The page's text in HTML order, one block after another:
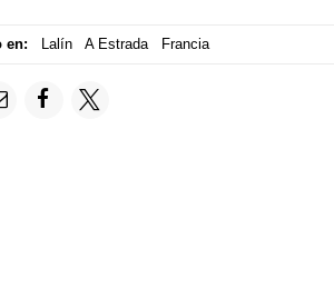
en: Lalín A Estrada Francia